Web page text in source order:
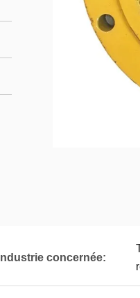
Industrie concernée: